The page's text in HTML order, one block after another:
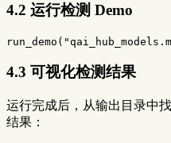
4.2 运行检测 Demo
run_demo (
4.3 可视化检测结果
运行完成后，从输出目录中
结果：